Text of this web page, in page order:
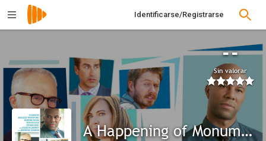
Identificarse/Registrarse
--
Sin valorar
A Happening of Monumental Proportions